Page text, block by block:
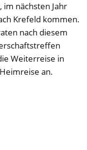
nächsten Jahr
Krefeld kommen.
nach diesem
Weiterreise in
an.